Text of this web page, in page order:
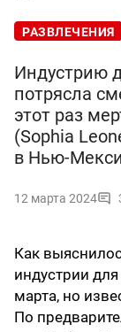
РАЗВЛЕЧЕНИЯ
Индустрию
потрясла
этот раз
(Sophia
в Нью-
12 марта 2024
Как
индустрии
марта, но
По